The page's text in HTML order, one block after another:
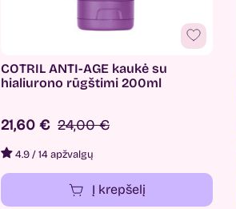
COTRIL ANTI-AGE kaukė su
hialiurono rūgštimi 200ml
21,60 € 24,00 €
4.9/14 apžvalgų
Į krepšelį